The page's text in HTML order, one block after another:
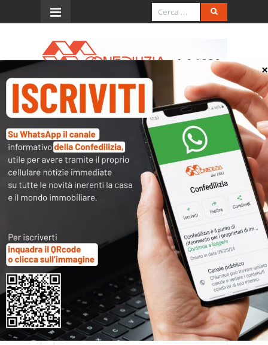
Menu
CN - archivio 2002
DICEMBRE, 2002
DICEMBRE 4
Confedilizia notizie – Dicembre
NOVEMBRE, 2002
OTTOBRE, 2002
SETTEMBRE, 2002